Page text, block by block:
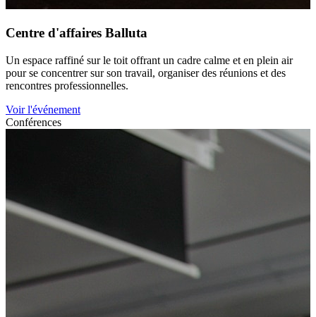
Centre d'affaires Balluta
Un espace raffiné sur le toit offrant un cadre calme et en plein air
pour se concentrer sur son travail, organiser des réunions et des
rencontres professionnelles.
Voir l'événement
Conférences